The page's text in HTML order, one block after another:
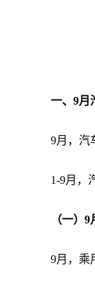
一、9月
9月，汽
1-9月，
（一）
9月，乘